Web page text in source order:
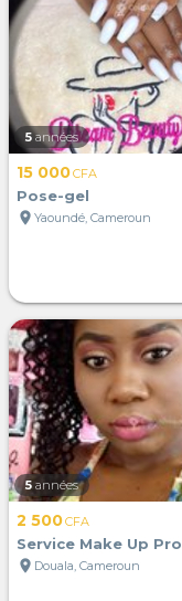
5 années
15 000CFA
Pose-gel
location_on Yaoundé, Cameroun
5 années
2 500CFA
Service Make Up Pro
location_on Douala, Cameroun